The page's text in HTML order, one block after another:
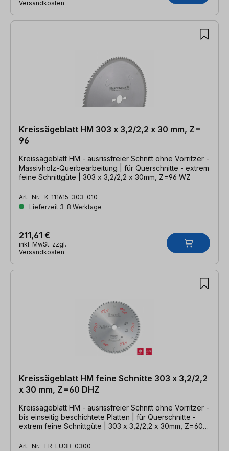
Versandkosten
Kreissägeblatt HM 303 x 3,2/2,2 x 30 mm, Z=
96
Kreissägeblatt HM - ausrissfreier Schnitt ohne Vorritzer -
Massivholz-Querbearbeitung | für Querschnitte - extrem
feine Schnittgüte | 303 x 3,2/2,2 x 30mm, Z=96 WZ
Art.-Nr.: K-111615-303-010
Lieferzeit 3-8 Werktage
211,61 €
inkl. MwSt. zzgl.
Versandkosten
Kreissägeblatt HM feine Schnitte 303 x 3,2/2,2
x 30 mm, Z=60 DHZ
Kreissägeblatt HM - ausrissfreier Schnitt ohne Vorritzer -
bis einseitig beschichtete Platten | für Querschnitte -
extrem feine Schnittgüte | 303 x 3,2/2,2 x 30mm, Z=60
Art.-Nr.: FR-LU3B-0300